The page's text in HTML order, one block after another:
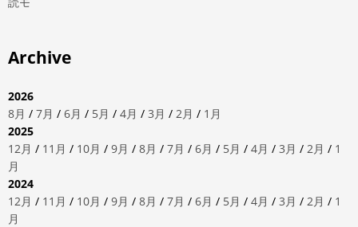
Archive
2026
8月 / 7月 / 6月 / 5月 / 4月 / 3月 / 2月 / 1月
2025
12月 / 11月 / 10月 / 9月 / 8月 / 7月 / 6月 / 5月 / 4月 / 3月 / 2月 / 1
月
2024
12月 / 11月 / 10月 / 9月 / 8月 / 7月 / 6月 / 5月 / 4月 / 3月 / 2月 / 1
月